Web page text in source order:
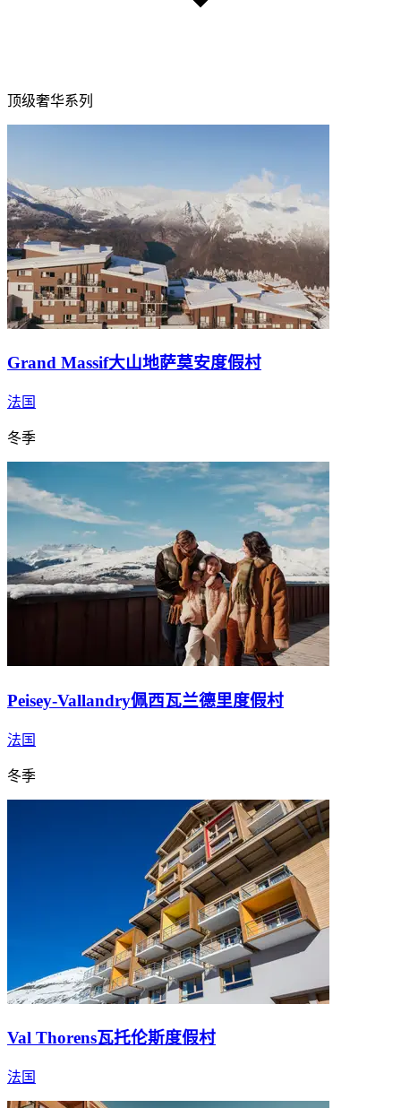
顶级奢华系列
Grand Massif大山地萨莫安度假村
法国
冬季
Peisey-Vallandry佩西瓦兰德里度假村
法国
冬季
Val Thorens瓦托伦斯度假村
法国